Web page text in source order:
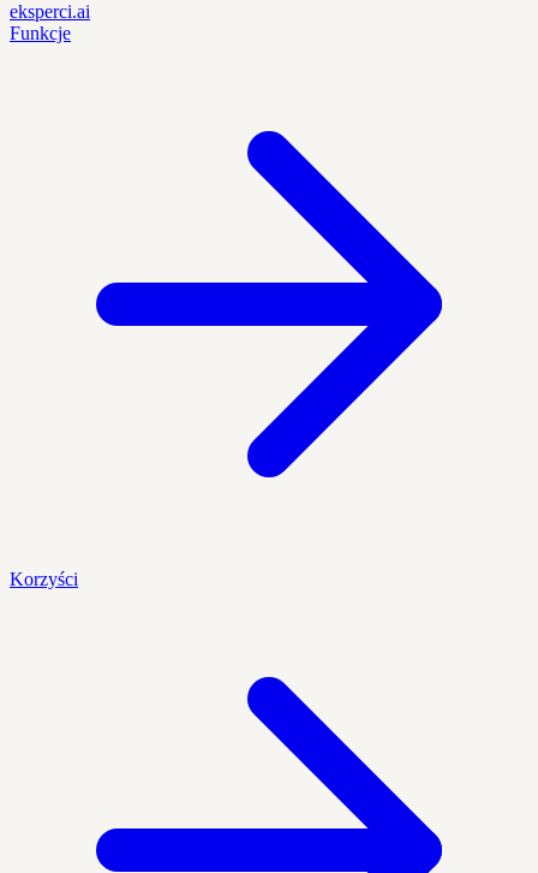
eksperci.ai
Funkcje
Korzyści